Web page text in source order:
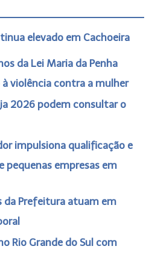
elevado em Cachoeira
da Lei Maria da Penha
violência contra a mulher
2026 podem consultar o
impulsiona qualificação e
pequenas empresas em
da Prefeitura atuam em
Rio Grande do Sul com